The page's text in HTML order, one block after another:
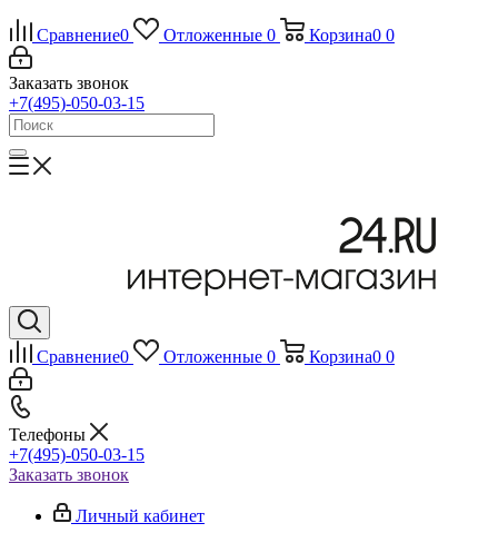
Сравнение0 Отложенные 0 Корзина0 0
Заказать звонок
+7(495)-050-03-15
Сравнение0 Отложенные 0 Корзина0 0
Телефоны
+7(495)-050-03-15
Заказать звонок
Личный кабинет